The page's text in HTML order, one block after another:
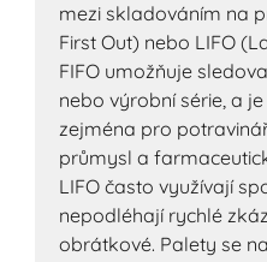
mezi skladováním na
First Out) nebo LIFO
FIFO umožňuje
nebo výrobní série, a
zejména pro
průmysl a
LIFO často využívají
nepodléhají rychlé
obrátkové. Palety se